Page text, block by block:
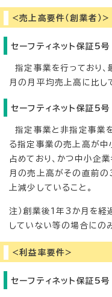
<売上高要件（創業者）>
セーフティネット保証5
指定事業を行っており
月の月平均売上高に比し
セーフティネット保証5
指定事業と非指定事業
る指定事業の売上高が
占めており、かつ中小企
月の売上高がその直前
上減少していること。
注）創業後1年3か月を経
していない等の場合にの
<利益率要件>
セーフティネット保証5